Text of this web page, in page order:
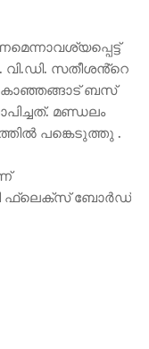
സതീശൻ്റെ
ബസ്
മണ്ഡലം
പങ്കെടുത്തു .
ഫ്ലെക്സ് ബോർഡ്